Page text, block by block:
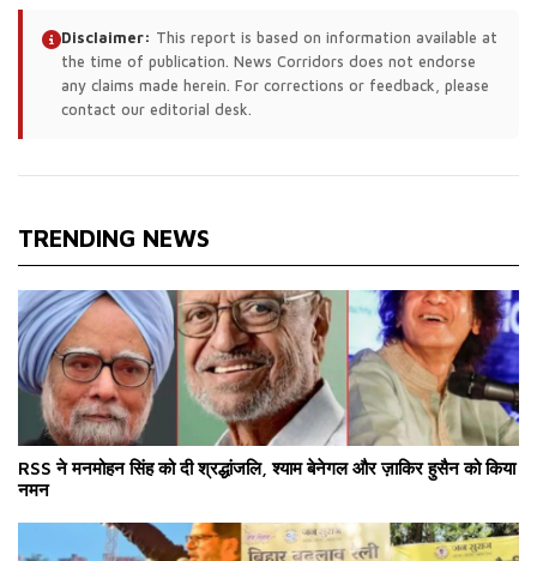
Disclaimer: This report is based on information available at
the time of publication. News Corridors does not endorse
any claims made herein. For corrections or feedback, please
contact our editorial desk.
TRENDING NEWS
RSS ने मनमोहन सिंह को दी श्रद्धांजलि, श्याम बेनेगल और ज़ाकिर हुसैन को किया
नमन